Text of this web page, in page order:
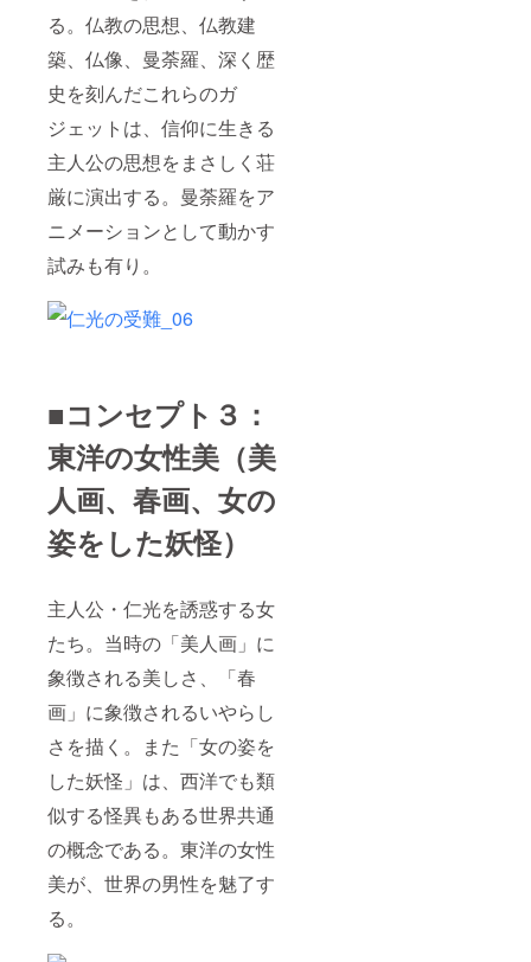
る。仏教の思想、仏教建
築、仏像、曼荼羅、深く歴
史を刻んだこれらのガ
ジェットは、信仰に生きる
主人公の思想をまさしく荘
厳に演出する。曼荼羅をア
ニメーションとして動かす
試みも有り。
■コンセプト３：
東洋の女性美（美
人画、春画、女の
姿をした妖怪）
主人公・仁光を誘惑する女
たち。当時の「美人画」に
象徴される美しさ、「春
画」に象徴されるいやらし
さを描く。また「女の姿を
した妖怪」は、西洋でも類
似する怪異もある世界共通
の概念である。東洋の女性
美が、世界の男性を魅了す
る。